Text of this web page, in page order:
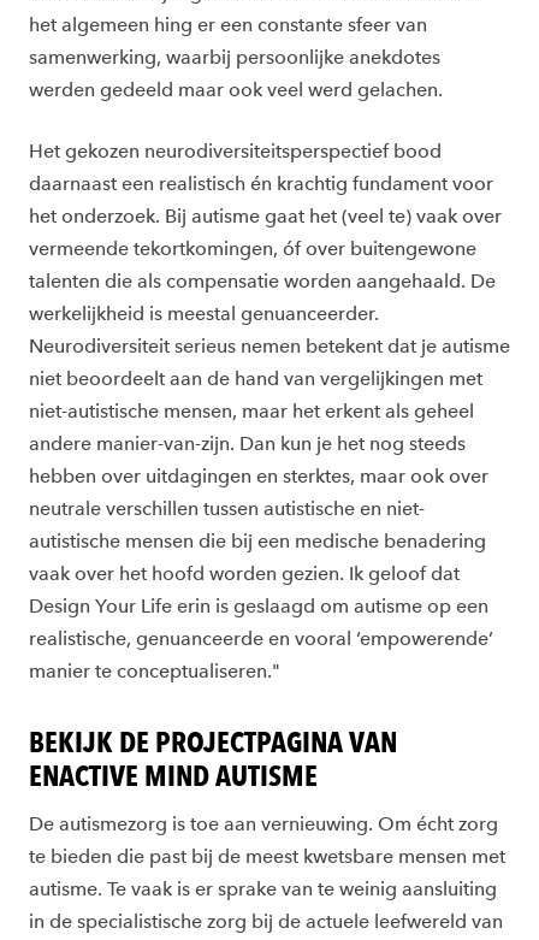
het algemeen hing er een constante sfeer van
samenwerking, waarbij persoonlijke anekdotes
werden gedeeld maar ook veel werd gelachen.
Het gekozen neurodiversiteitsperspectief bood
daarnaast een realistisch én krachtig fundament voor
het onderzoek. Bij autisme gaat het (veel te) vaak over
vermeende tekortkomingen, óf over buitengewone
talenten die als compensatie worden aangehaald. De
werkelijkheid is meestal genuanceerder.
Neurodiversiteit serieus nemen betekent dat je autisme
niet beoordeelt aan de hand van vergelijkingen met
niet-autistische mensen, maar het erkent als geheel
andere manier-van-zijn. Dan kun je het nog steeds
hebben over uitdagingen en sterktes, maar ook over
neutrale verschillen tussen autistische en niet-
autistische mensen die bij een medische benadering
vaak over het hoofd worden gezien. Ik geloof dat
Design Your Life erin is geslaagd om autisme op een
realistische, genuanceerde en vooral ‘empowerende’
manier te conceptualiseren."
BEKIJK DE PROJECTPAGINA VAN
ENACTIVE MIND AUTISME
De autismezorg is toe aan vernieuwing. Om écht zorg
te bieden die past bij de meest kwetsbare mensen met
autisme. Te vaak is er sprake van te weinig aansluiting
in de specialistische zorg bij de actuele leefwereld van